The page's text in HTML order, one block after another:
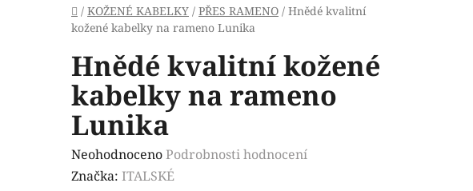
Domů
/ KOŽENÉ KABELKY / PŘES RAMENO / Hnědé kvalitní
kožené kabelky na rameno Lunika
Hnědé kvalitní kožené
kabelky na rameno
Lunika
Průměrné
hodnocení
NeohodnocenoPodrobnosti hodnocení
Značka: ITALSKÉ